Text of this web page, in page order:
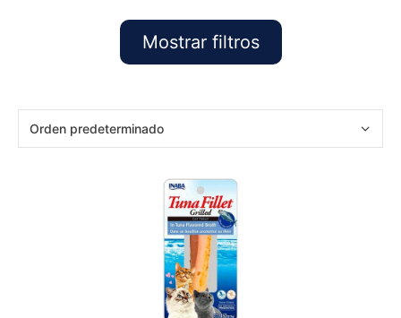
Mostrar filtros